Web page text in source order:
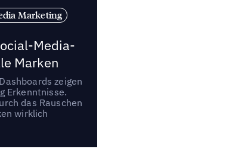
Marketing
Media-
Marken
zeigen
Erkenntnisse.
das Rauschen
wirklich